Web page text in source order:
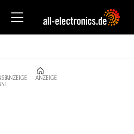
ANZEIGE ANZEIGE